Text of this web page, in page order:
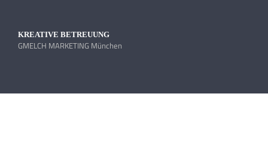
KREATIVE BETREUUNG
GMELCH MARKETING München